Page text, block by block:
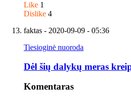
Like 1
Dislike 4
faktas - 2020-09-09 - 05:36
Tiesioginė nuoroda
Dėl šių dalykų meras
Komentaras